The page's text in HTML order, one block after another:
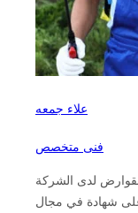
علاء جمعه
فنى متخصص
لدى الشركة
شهادة في مجال